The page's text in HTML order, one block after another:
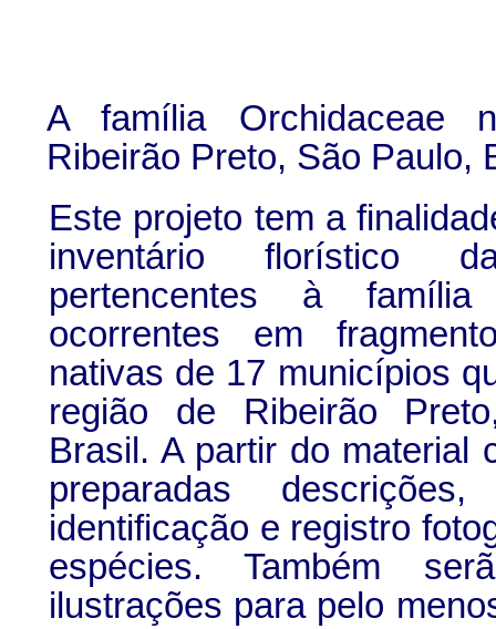
A família Orchidaceae
Ribeirão Preto, São Paulo,
Este projeto tem a
inventário florístico
pertencentes à família
ocorrentes em
nativas de 17 municípios
região de Ribeirão
Brasil. A partir do material
preparadas
identificação e registro
espécies. Também
ilustrações para pelo